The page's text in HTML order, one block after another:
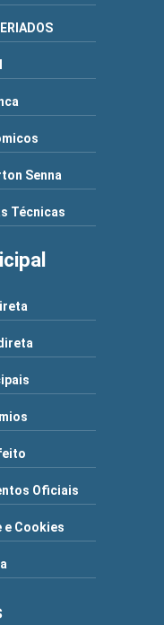
Senna
Técnicas
Oficiais
e Cookies